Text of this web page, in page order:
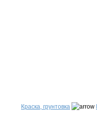
Краска, грунтовка